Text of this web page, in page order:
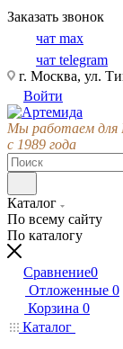
Заказать звонок
чат max
чат telegram
г. Москва, ул.
Войти
Мы работаем для
с 1989 года
Каталог
По всему сайту
По каталогу
Сравнение0
Отложенные 0
Корзина 0
Каталог